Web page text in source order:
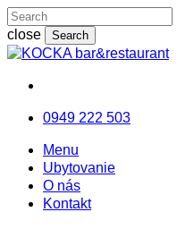
Skip
to
main
close
Search
Close
0949 222 503
Menu
Menu
Menu
Ubytovanie
O nás
Kontakt